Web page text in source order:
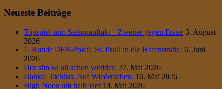
Neueste Beiträge
Topspiel zum Saisonauftakt – Zweiter gegen Erster 3. August
2026
1. Runde DFB-Pokal: St. Pauli in die Hafenstraße! 6. Juni
2026
Dor sün wi all schon wedder! 27. Mai 2026
Danke. Tschüss. Auf Wiedersehen. 16. Mai 2026
High Noon um halb vier 14. Mai 2026